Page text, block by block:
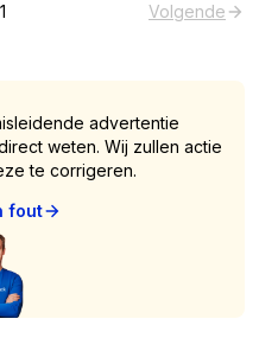
1 Volgende
advertentie
weten. Wij zullen actie
te corrigeren.
fout